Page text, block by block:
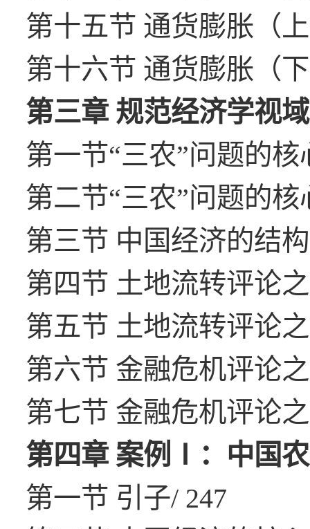
第十五节 通货膨胀（
第十六节 通货膨胀（
第三章 规范经济学视
第一节“三农”问题的
第二节“三农”问题的
第三节 中国经济的结
第四节 土地流转评论
第五节 土地流转评论
第六节 金融危机评论
第七节 金融危机评论
第四章 案例Ⅰ：中国
第一节 引子/ 247